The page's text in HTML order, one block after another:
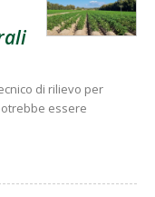
di rilievo per
essere